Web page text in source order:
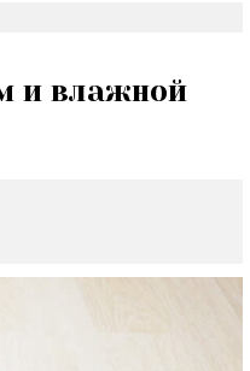
и влажной